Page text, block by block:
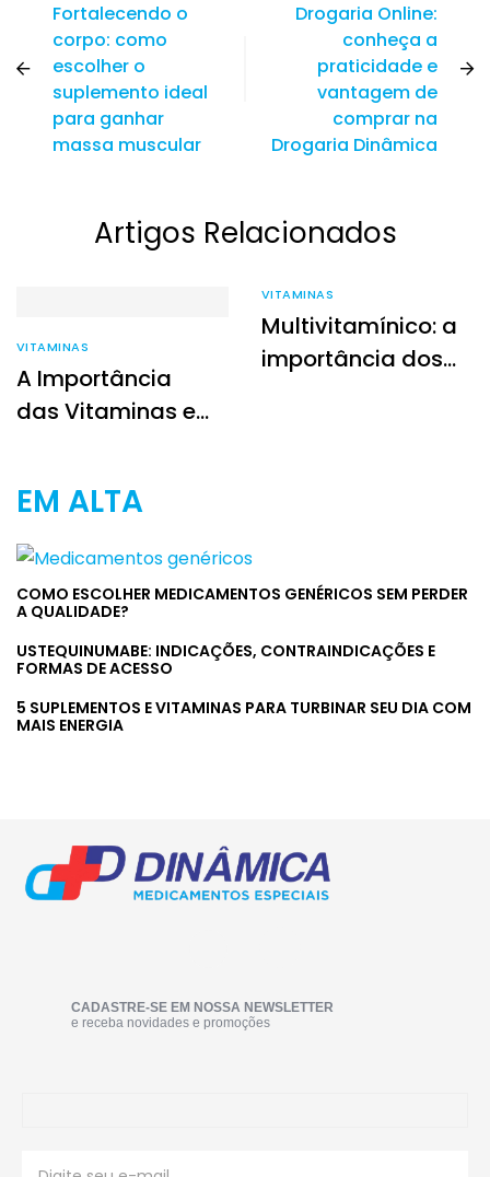
Fortalecendo o
corpo: como
escolher o
suplemento ideal
para ganhar
massa muscular
Drogaria Online:
conheça a
praticidade e
vantagem de
comprar na
Drogaria Dinâmica
Artigos Relacionados
VITAMINAS
A Importância
das Vitaminas e
Saudável
VITAMINAS
Multivitamínico: a
importância dos
EM ALTA
COMO ESCOLHER MEDICAMENTOS GENÉRICOS SEM PERDER
A QUALIDADE?
USTEQUINUMABE: INDICAÇÕES, CONTRAINDICAÇÕES E
FORMAS DE ACESSO
5 SUPLEMENTOS E VITAMINAS PARA TURBINAR SEU DIA COM
MAIS ENERGIA
CADASTRE-SE EM NOSSA NEWSLETTER
e receba novidades e promoções